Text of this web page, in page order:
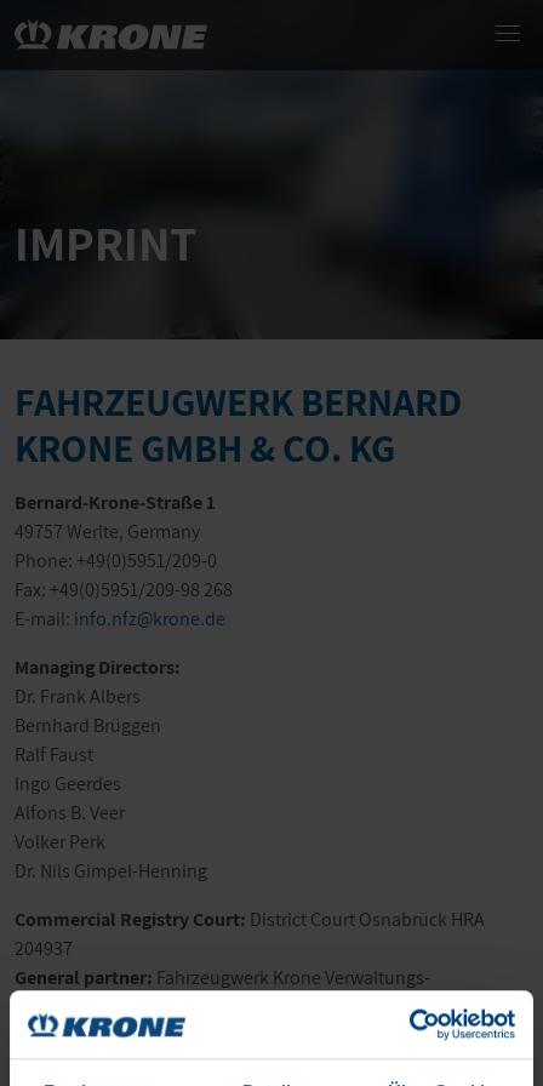
IMPRINT
FAHRZEUGWERK BERNARD
KRONE GMBH & CO. KG
Bernard-Krone-Straße 1
49757 Werlte, Germany
Phone: +49(0)5951/209-0
Fax: +49(0)5951/209-98 268
E-mail: info.nfz@krone.de
Managing Directors:
Dr. Frank Albers
Bernhard Brüggen
Ralf Faust
Ingo Geerdes
Alfons B. Veer
Volker Perk
Dr. Nils Gimpel-Henning
Commercial Registry Court: District Court Osnabrück HRA
204937
General partner: Fahrzeugwerk Krone Verwaltungs-
VAT number:DE815614688